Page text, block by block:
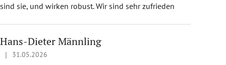
sind sie, und wirken robust. Wir sind sehr zufrieden
Hans-Dieter Männling
Hodnotenie obchodu je 5 z 5 hviezdičiek.
| 31.05.2026